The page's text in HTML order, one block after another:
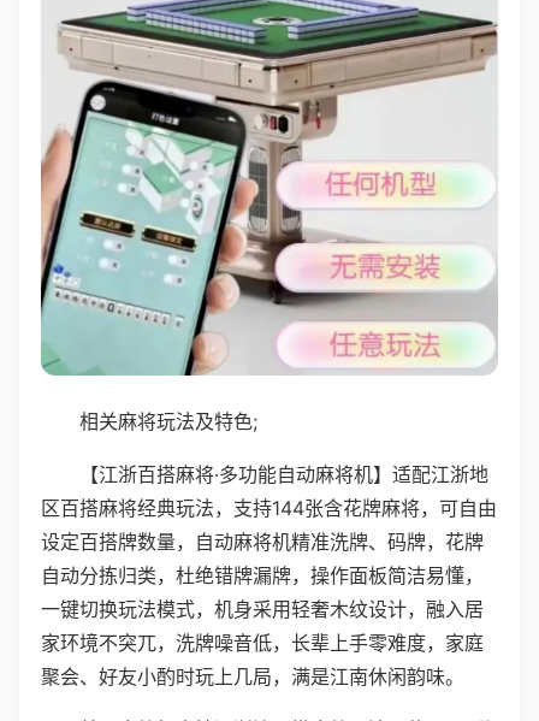
相关麻将玩法及特色;
【江浙百搭麻将·多功能自动麻将机】适配江浙地
区百搭麻将经典玩法，支持144张含花牌麻将，可自由
设定百搭牌数量，自动麻将机精准洗牌、码牌，花牌
自动分拣归类，杜绝错牌漏牌，操作面板简洁易懂，
一键切换玩法模式，机身采用轻奢木纹设计，融入居
家环境不突兀，洗牌噪音低，长辈上手零难度，家庭
聚会、好友小酌时玩上几局，满是江南休闲韵味。